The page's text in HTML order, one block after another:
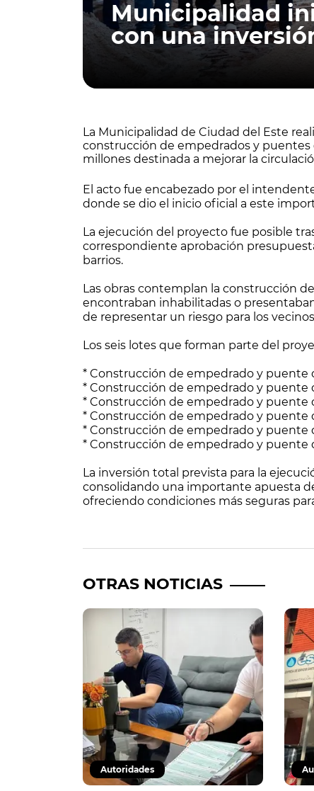
Municipalidad
con una
La Municipalidad de Ciudad del Este
construcción de empedrados y puentes
millones destinada a mejorar la
El acto fue encabezado por el
donde se dio el inicio oficial a este
La ejecución del proyecto fue posible
correspondiente aprobación
barrios.
Las obras contemplan la construcción
encontraban inhabilitadas o
de representar un riesgo para los
Los seis lotes que forman parte del
* Construcción de empedrado y puente
* Construcción de empedrado y puente
* Construcción de empedrado y puente
* Construcción de empedrado y puente
* Construcción de empedrado y puente
* Construcción de empedrado y puente
La inversión total prevista para la
consolidando una importante apuesta
ofreciendo condiciones más seguras
OTRAS NOTICIAS
Autoridades